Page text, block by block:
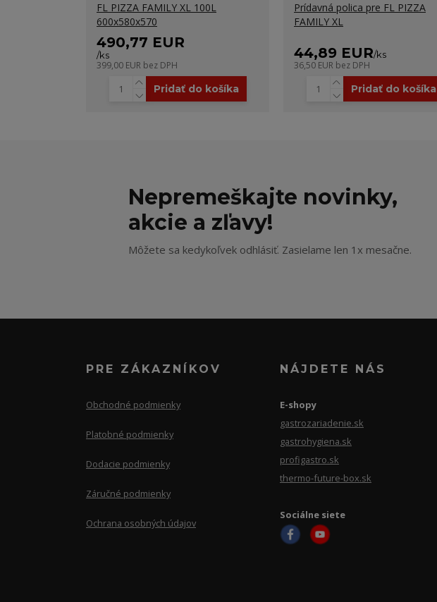
FL PIZZA FAMILY XL 100L
600x580x570
490,77 EUR
/ks
399,00 EUR bez DPH
Pridať do košíka
Prídavná polica pre FL PIZZA
FAMILY XL
44,89 EUR/ks
36,50 EUR bez DPH
Pridať do košíka
Nepremeškajte novinky,
akcie a zľavy!
Môžete sa kedykoľvek odhlásiť. Zasielame len 1x mesačne.
PRE ZÁKAZNÍKOV
Obchodné podmienky
Platobné podmienky
Dodacie podmienky
Záručné podmienky
Ochrana osobných údajov
NÁJDETE NÁS
E-shopy
gastrozariadenie.sk
gastrohygiena.sk
profigastro.sk
thermo-future-box.sk
Sociálne siete